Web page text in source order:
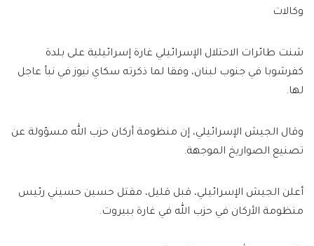
وكالات
شنت طائرات الاحتلال الإسرائيلي غارة إسرائيلية على بلدة
كفرشوبا في جنوب لبنان، وفقا لما ذكرته سكاي نيوز في نبأ عاجل
لها.
وقال الجيش الإسرائيلي، إن منظومة أركان حزب الله مسؤولة عن
تصنيع الصواريخ الموجهة.
أعلن الجيش الإسرائيلي، قبل قليل، مقتل حسين حسيني رئيس
منظومة الأركان في حزب الله في غارة ببيروت.